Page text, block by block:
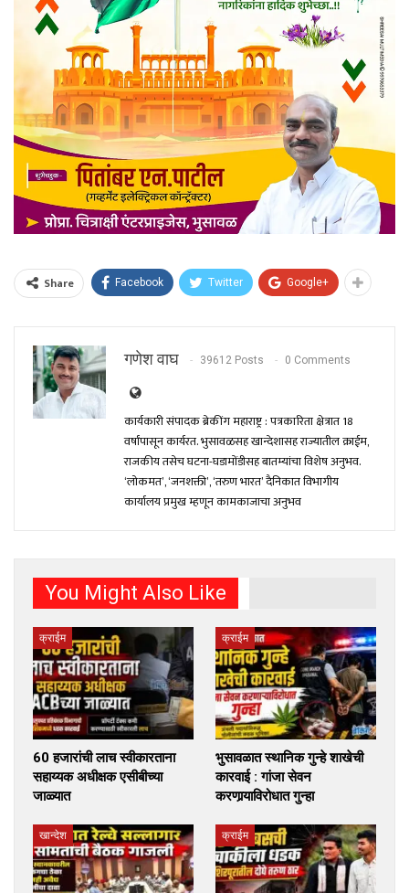
Share Facebook Twitter Google+
गणेश वाघ 39612 Posts 0 Comments
कार्यकारी संपादक ब्रेकींग महाराष्ट्र : पत्रकारिता क्षेत्रात 18
वर्षांपासून कार्यरत. भुसावळसह खान्देशासह राज्यातील क्राईम,
राजकीय तसेच घटना-घडामोंडीसह बातम्यांचा विशेष अनुभव.
‘लोकमत’, ‘जनशक्ती’, ‘तरुण भारत’ दैनिकात विभागीय
कार्यालय प्रमुख म्हणून कामकाजाचा अनुभव
You Might Also Like
क्राईम
60 हजारांची लाच स्वीकारताना
सहाय्यक अधीक्षक एसीबीच्या
जाळ्यात
क्राईम
भुसावळात स्थानिक गुन्हे शाखेची
कारवाई : गांजा सेवन
करणार्‍याविरोधात गुन्हा
खान्देश क्राईम